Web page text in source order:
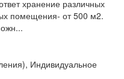
хранение различных
помещения- от 500 м2.
Индивидуальное